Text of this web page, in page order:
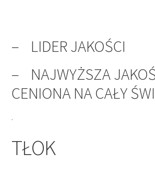
– LIDER JAKOŚCI
– NAJWYŻSZA
CENIONA NA CAŁY
.
TŁOK